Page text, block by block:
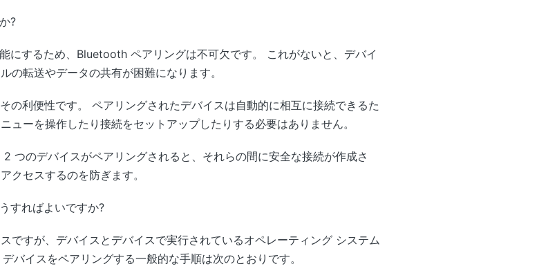
?
にするため、Bluetooth ペアリングは不可欠です。 これがないと、デバイ
の転送やデータの共有が困難になります。
の利便性です。 ペアリングされたデバイスは自動的に相互に接続できるた
ューを操作したり接続をセットアップしたりする必要はありません。
つのデバイスがペアリングされると、それらの間に安全な接続が作成さ
クセスするのを防ぎます。
すればよいですか?
ですが、デバイスとデバイスで実行されているオペレーティング システム
バイスをペアリングする一般的な手順は次のとおりです。